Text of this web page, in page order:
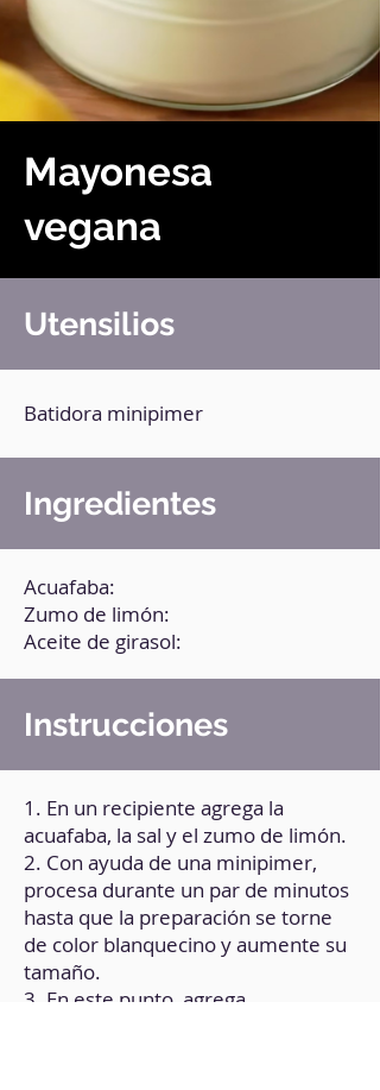
Mayonesa
vegana
Utensilios
Batidora minipimer
Ingredientes
Acuafaba:
Zumo de limón:
Aceite de girasol:
Instrucciones
1. En un recipiente agrega la
acuafaba, la sal y el zumo de limón.
2. Con ayuda de una minipimer,
procesa durante un par de minutos
hasta que la preparación se torne
de color blanquecino y aumente su
tamaño.
3. En este punto, agrega